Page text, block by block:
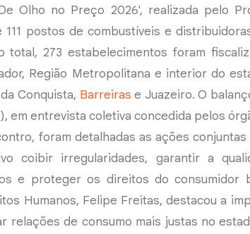
Olho no Preço 2026', realizada pelo
111 postos de combustíveis e
total, 273 estabelecimentos foram
Região Metropolitana e interior do
Conquista, Barreiras e Juazeiro. O
em entrevista coletiva concedida pelos
foram detalhadas as ações
coibir irregularidades, garantir a
e proteger os direitos do consumidor
Humanos, Felipe Freitas, destacou a
relações de consumo mais justas no